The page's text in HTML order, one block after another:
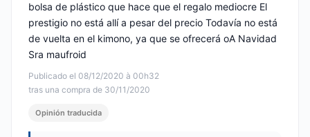
Publicado el 08/12/2020 à 00h32
tras una compra de 30/11/2020
bolsa de plástico que hace que el regalo mediocre El
prestigio no está allí a pesar del precio Todavía no está
de vuelta en el kimono, ya que se ofrecerá oA Navidad
Sra maufroid
Opinión traducida